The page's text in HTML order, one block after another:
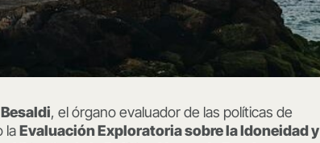
Besaldi, el órgano evaluador de las políticas de
laEvaluación Exploratoria sobre la Idoneidad y